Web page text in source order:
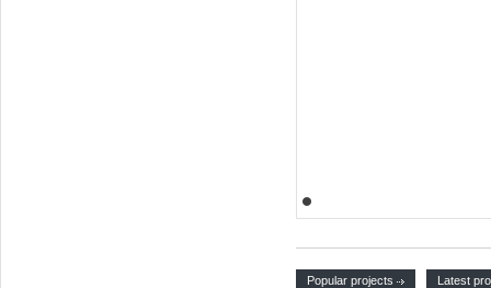
Popular projects Latest